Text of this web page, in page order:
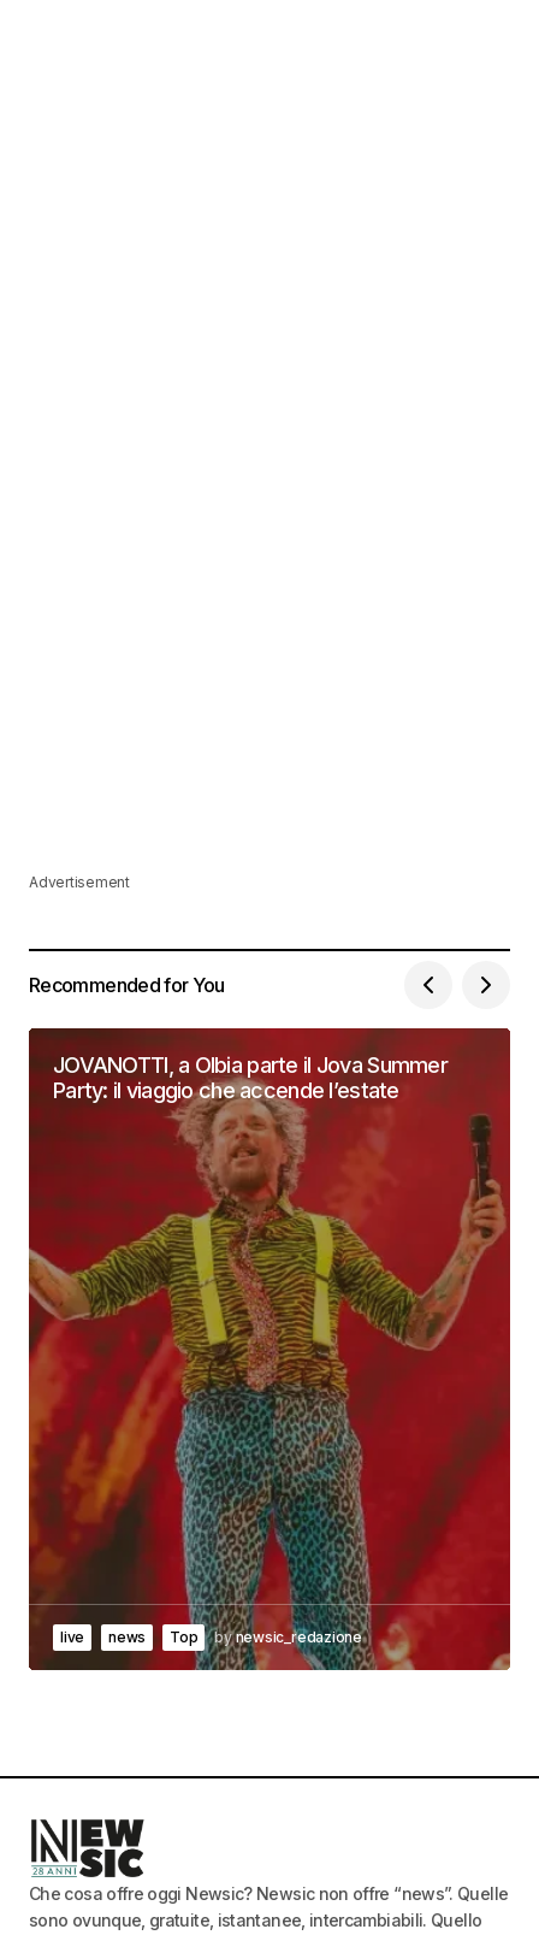
Advertisement
Recommended for You
JOVANOTTI, a Olbia parte il Jova Summer
Party: il viaggio che accende l’estate
live news Top bynewsic_redazione
Che cosa offre oggi Newsic? Newsic non offre “news”. Quelle
sono ovunque, gratuite, istantanee, intercambiabili. Quello